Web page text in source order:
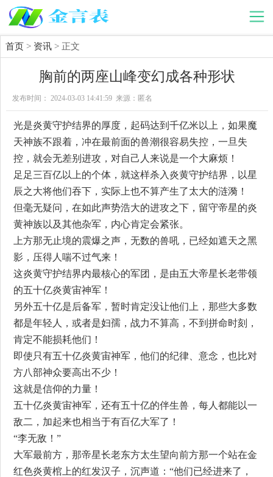
首页 > 资讯 > 正文
胸前的两座山峰变幻成各种形状
发布时间： 2024-03-03 14:41:59 来源：匿名
光是炎黄守护结界的厚度，起码达到千亿米以上，如果魔
天神族不跟着，冲在最前面的兽潮很容易失控，一旦失
控，就会无差别进攻，对自己人来说是一个大麻烦！
足足三百亿以上的个体，就这样杀入炎黄守护结界，以星
辰之大将他们吞下，实际上也不算产生了太大的涟漪！
但毫无疑问，在如此声势浩大的进攻之下，留守帝星的炎
黄神族以及其他杂军，内心肯定会紧张。
上方那无止境的震爆之声，无数的兽吼，已经如遮天之黑
影，压得人喘不过气来！
这炎黄守护结界内最核心的军团，是由五大帝星长老带领
的五十亿炎黄宙神军！
另外五十亿是后备军，暂时肯定没让他们上，那些大多数
都是年轻人，或者是妇孺，战力不算高，不到拼命时刻，
肯定不能损耗他们！
即使只有五十亿炎黄宙神军，他们的纪律、意念，也比对
方八部神众要高出不少！
这就是信仰的力量！
五十亿炎黄宙神军，还有五十亿的伴生兽，每人都能以一
敌二，加起来也相当于有百亿大军了！
“李无敌！”
大军最前方，那帝星长老东方太生望向前方那一个站在金
红色炎黄棺上的红发汉子，沉声道：“他们已经进来了，